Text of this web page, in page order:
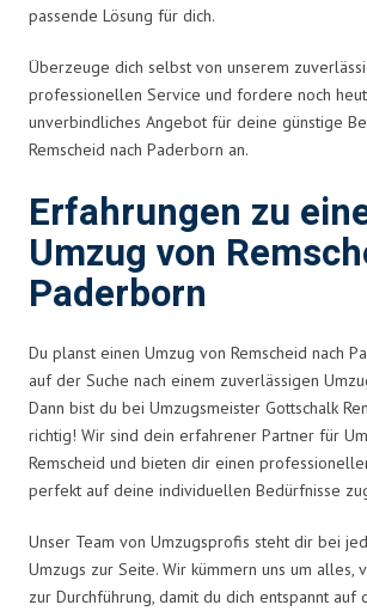
passende Lösung für dich.
Überzeuge dich selbst von unserem
professionellen Service und fordere noch
unverbindliches Angebot für deine günstige
Remscheid nach Paderborn an.
Erfahrungen zu
Umzug von
Paderborn
Du planst einen Umzug von Remscheid nach
auf der Suche nach einem zuverlässigen
Dann bist du bei Umzugsmeister Gottschalk
richtig! Wir sind dein erfahrener Partner für
Remscheid und bieten dir einen
perfekt auf deine individuellen Bedürfnisse
Unser Team von Umzugsprofis steht dir bei
Umzugs zur Seite. Wir kümmern uns um alles,
zur Durchführung, damit du dich entspannt auf